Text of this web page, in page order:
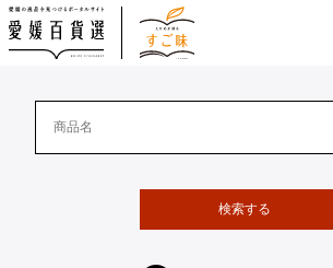
検索する